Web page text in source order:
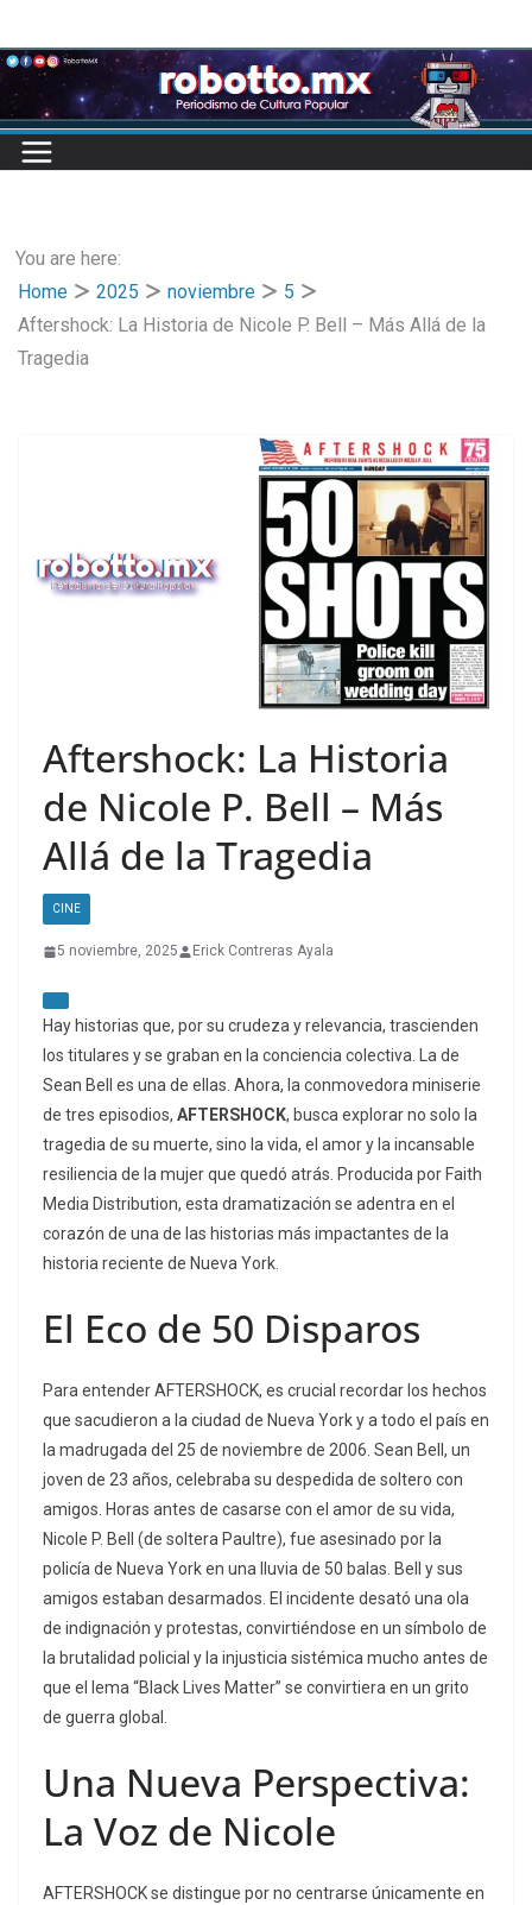
to
content
You are here:
Home
2025 noviembre
5
Aftershock: La Historia de Nicole P. Bell – Más Allá de la
Tragedia
Aftershock: La Historia
de Nicole P. Bell – Más
Allá de la Tragedia
CINE
5 noviembre, 2025 Erick Contreras Ayala
Hay historias que, por su crudeza y relevancia, trascienden
los titulares y se graban en la conciencia colectiva. La de
Sean Bell es una de ellas. Ahora, la conmovedora miniserie
de tres episodios, AFTERSHOCK, busca explorar no solo la
tragedia de su muerte, sino la vida, el amor y la incansable
resiliencia de la mujer que quedó atrás. Producida por Faith
Media Distribution, esta dramatización se adentra en el
corazón de una de las historias más impactantes de la
historia reciente de Nueva York.
El Eco de 50 Disparos
Para entenderAFTERSHOCK, es crucial recordar los hechos
que sacudieron a la ciudad de Nueva York y a todo el país en
la madrugada del 25 de noviembre de 2006. Sean Bell, un
joven de 23 años, celebraba su despedida de soltero con
amigos. Horas antes de casarse con el amor de su vida,
Nicole P. Bell (de soltera Paultre), fue asesinado por la
policía de Nueva York en una lluvia de 50 balas. Bell y sus
amigos estaban desarmados. El incidente desató una ola
de indignación y protestas, convirtiéndose en un símbolo de
la brutalidad policial y la injusticia sistémica mucho antes de
que el lema “Black Lives Matter” se convirtiera en un grito
de guerra global.
Una Nueva Perspectiva:
La Voz de Nicole
AFTERSHOCKse distingue por no centrarse únicamente en